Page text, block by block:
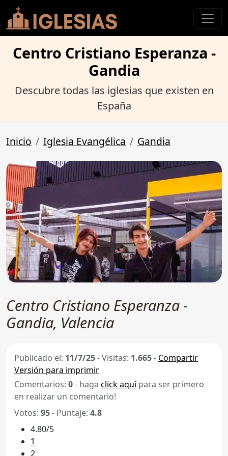
Centro Cristiano Esperanza -
Gandia
Descubre todas las iglesias que existen en
España
Inicio Iglesia Evangélica Gandia
Centro Cristiano Esperanza -
Gandia, Valencia
Publicado el: 11/7/25-Visitas: 1.665- Compartir
Versión para imprimir
Comentarios: 0- haga click aquípara ser primero
en realizar un comentario!
Votos: 95- Puntaje: 4.8
4.80/5
1
2